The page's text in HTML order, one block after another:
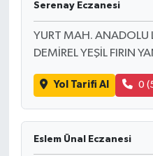
Serenay Eczanesi
YURT MAH. ANADOLU
DEMİREL YEŞİL FIRIN
Yol Tarifi Al 0
Eslem Ünal Eczanesi
Magazin
Teknoloji